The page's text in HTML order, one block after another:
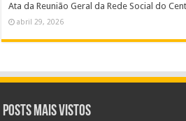
Ata da Reunião Geral da Rede Social do
abril 29, 2026
Posts Mais Vistos